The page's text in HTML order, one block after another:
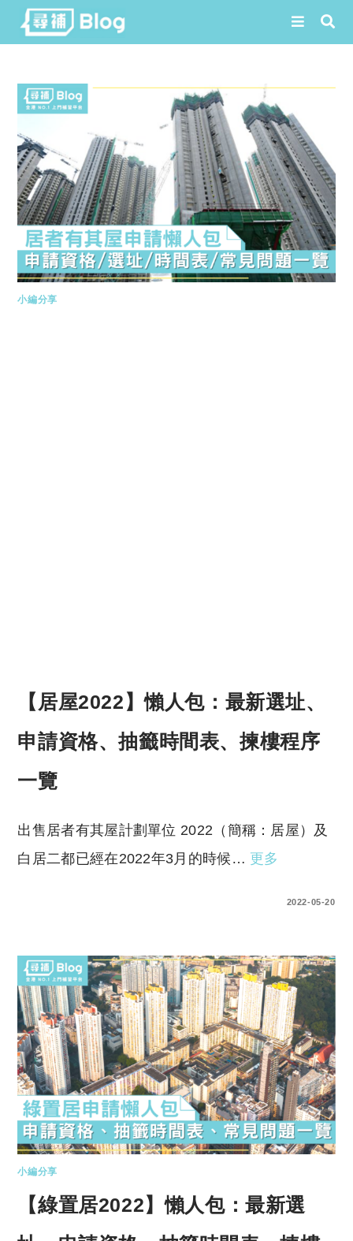
content
小編分享
【居屋2022】懶人包：最新選址、
申請資格、抽籤時間表、揀樓程序
一覽
出售居者有其屋計劃單位 2022（簡稱：居屋）及
白居二都已經在2022年3月的時候… 更多
2022-05-20
小編分享
【綠置居2022】懶人包：最新選